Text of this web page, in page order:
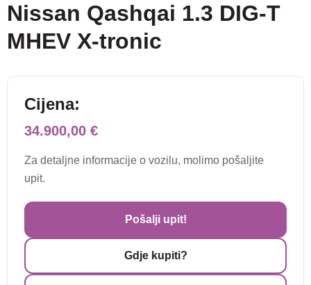
Nissan Qashqai 1.3 DIG-T
MHEV X-tronic
Cijena:
34.900,00 €
Za detaljne informacije o vozilu, molimo pošaljite
upit.
Pošalji upit!
Gdje kupiti?